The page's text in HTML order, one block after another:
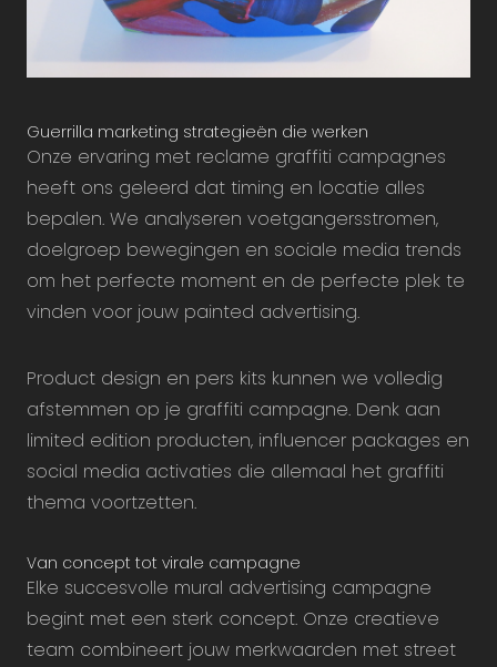
Guerrilla marketing strategieën die werken
Onze ervaring met reclame graffiti campagnes
heeft ons geleerd dat timing en locatie alles
bepalen. We analyseren voetgangersstromen,
doelgroep bewegingen en sociale media trends
om het perfecte moment en de perfecte plek te
vinden voor jouw painted advertising.
Product design en pers kits kunnen we volledig
afstemmen op je graffiti campagne. Denk aan
limited edition producten, influencer packages en
social media activaties die allemaal het graffiti
thema voortzetten.
Van concept tot virale campagne
Elke succesvolle mural advertising campagne
begint met een sterk concept. Onze creatieve
team combineert jouw merkwaarden met street